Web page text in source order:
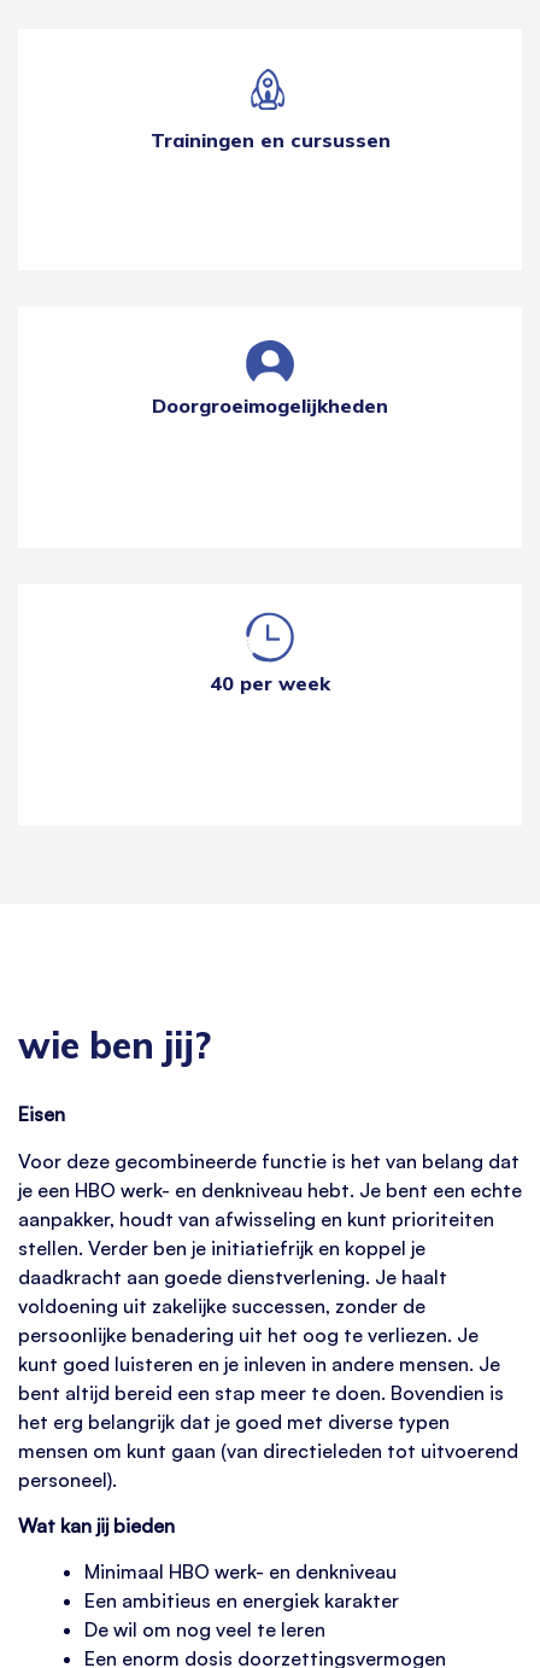
Trainingen en cursussen
Doorgroeimogelijkheden
40 per week
wie ben jij?
Eisen
Voor deze gecombineerde functie is het van belang dat
je een HBO werk- en denkniveau hebt. Je bent een echte
aanpakker, houdt van afwisseling en kunt prioriteiten
stellen. Verder ben je initiatiefrijk en koppel je
daadkracht aan goede dienstverlening. Je haalt
voldoening uit zakelijke successen, zonder de
persoonlijke benadering uit het oog te verliezen. Je
kunt goed luisteren en je inleven in andere mensen. Je
bent altijd bereid een stap meer te doen. Bovendien is
het erg belangrijk dat je goed met diverse typen
mensen om kunt gaan (van directieleden tot uitvoerend
personeel).
Wat kan jij bieden
Minimaal HBO werk- en denkniveau
Een ambitieus en energiek karakter
De wil om nog veel te leren
Een enorm dosis doorzettingsvermogen